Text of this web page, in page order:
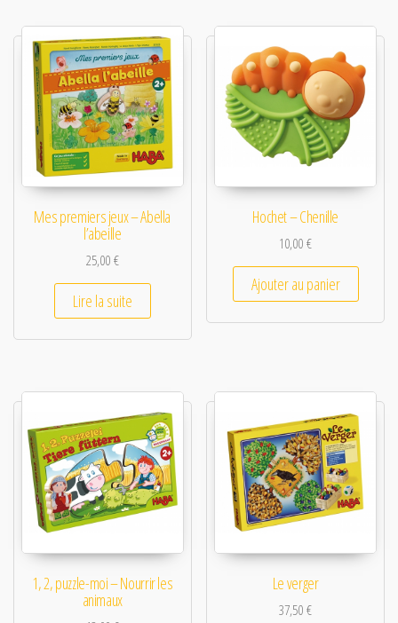
Mes premiers jeux – Abella
l’abeille
25,00€
Lire la suite
Hochet – Chenille
10,00€
Ajouter au panier
1, 2, puzzle-moi – Nourrir les
animaux
Le verger
37,50€